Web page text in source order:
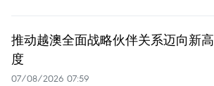
推动越澳全面战略伙伴关系迈向新高
度
07/08/2026 07:59